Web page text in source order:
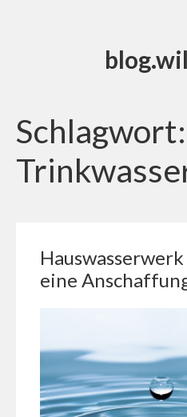
Schlagwort:
eine